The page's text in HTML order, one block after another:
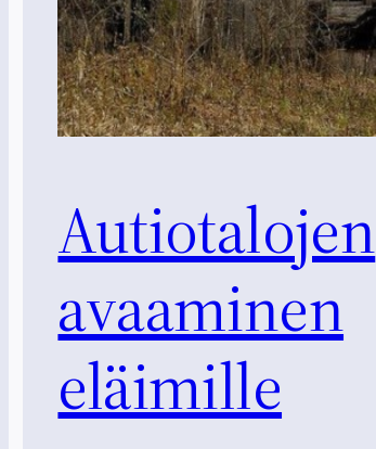
Autiotalojen
avaaminen
eläimille